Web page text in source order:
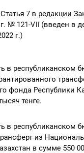
7 в редакции
№ 121-VII (введен в
г.)
в республиканском
фонда Республики
тенге.
в республиканском
из
в сумме 550